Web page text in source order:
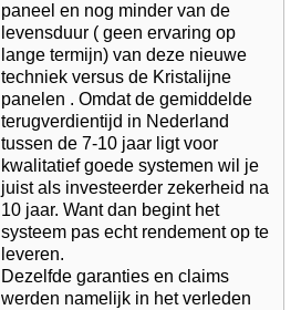
paneel en nog minder van de
levensduur ( geen ervaring op
lange termijn) van deze nieuwe
techniek versus de Kristalijne
panelen . Omdat de gemiddelde
terugverdientijd in Nederland
tussen de 7-10 jaar ligt voor
kwalitatief goede systemen wil je
juist als investeerder zekerheid na
10 jaar. Want dan begint het
systeem pas echt rendement op te
leveren.
Dezelfde garanties en claims
werden namelijk in het verleden